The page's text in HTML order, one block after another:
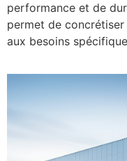
performance et de
permet de
aux besoins